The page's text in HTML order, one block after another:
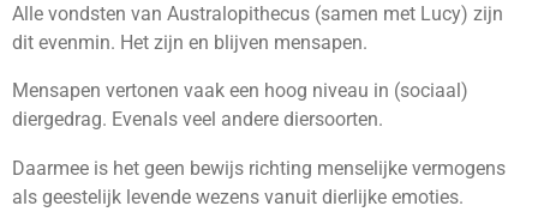
Alle vondsten van Australopithecus (samen met Lucy) zijn
dit evenmin. Het zijn en blijven mensapen.
Mensapen vertonen vaak een hoog niveau in (sociaal)
diergedrag. Evenals veel andere diersoorten.
Daarmee is het geen bewijs richting menselijke vermogens
als geestelijk levende wezens vanuit dierlijke emoties.